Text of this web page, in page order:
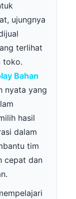
ujungnya
terlihat
toko.
Bahan
nyata yang
hasil
dalam
tim
cepat dan